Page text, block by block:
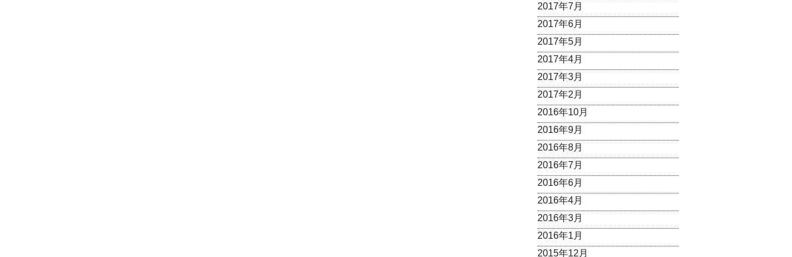
2017年7月
2017年6月
2017年5月
2017年4月
2017年3月
2017年2月
2016年10月
2016年9月
2016年8月
2016年7月
2016年6月
2016年4月
2016年3月
2016年1月
2015年12月